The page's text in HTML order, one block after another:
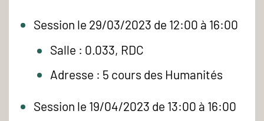
Session le 29/03/2023 de 12:00 à 16:00
Salle : 0.033, RDC
Adresse : 5 cours des Humanités
Session le 19/04/2023 de 13:00 à 16:00